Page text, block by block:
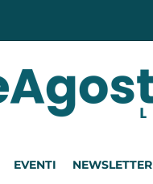
EVENTI NEWSLETTER